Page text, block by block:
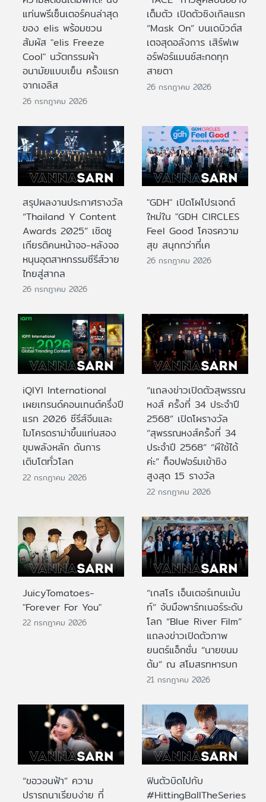
แท่นพรีเซ็นเตอร์คนล่าสุด
ของ elis พร้อมชวน
สัมผัส "elis Freeze
Cool" นวัตกรรมผ้า
อนามัยแบบเย็น ครั้งแรก
จากเอลิส
26 กรกฎาคม 2026
เต็มตัว เปิดตัวซิงเกิลแรก
“Mask On” บนเดบิวต์ส
เตจสุดอลังการ เสิร์ฟเพ
อร์ฟอร์แมนซ์สะกดทุก
สายตา
26 กรกฎาคม 2026
สรุปผลงานประกาศรางวัล
“Thailand Y Content
Awards 2025” เชิดชู
เกียรติคนหน้าจอ-หลังจอ
หนุนอุตสาหกรรมซีรีส์วาย
ไทยสู่สากล
26 กรกฎาคม 2026
"GDH" เปิดโผโปรเจกต์
ใหม่ใน "GDH CIRCLES
Feel Good โคจรความ
สุข สนุกกว่าที่เค
26 กรกฎาคม 2026
iQIYI International
เผยเทรนด์คอนเทนต์ครึ่งปี
แรก 2026 ซีรีส์จีนและ
ไมโครดราม่าขึ้นแท่นสอง
ขุมพลังหลัก ดันการ
เติบโตทั่วโลก
22 กรกฎาคม 2026
“แถลงข่าวเปิดตัวสุพรรณ
หงส์ ครั้งที่ 34 ประจำปี
2568” เปิดโผรางวัล
“สุพรรณหงส์ครั้งที่ 34
ประจำปี 2568” “ผีใช้ได้
ค่ะ” ท็อปฟอร์มเข้าชิง
สูงสุด 15 รางวัล
22 กรกฎาคม 2026
JuicyTomatoes-
"Forever For You"
22 กรกฎาคม 2026
“เกสโร เอ็นเตอร์เทนเม้น
ท์” จับมือพาร์ทเนอร์ระดับ
โลก “Blue River Film”
แถลงข่าวเปิดตัวภาพ
ยนตร์แอ็กชั่น “นายขนม
ต้ม” ณ สโมสรทหารบก
21 กรกฎาคม 2026
“ขอวอนฟ้า” ความ
ปรารถนาเรียบง่าย ที่
ฟินตัวบิดไปกับ
#HittingBallTheSeries